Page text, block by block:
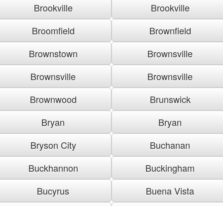
Brookville
Brookville
Broomfield
Brownfield
Brownstown
Brownsville
Brownsville
Brownsville
Brownwood
Brunswick
Bryan
Bryan
Bryson City
Buchanan
Buckhannon
Buckingham
Bucyrus
Buena Vista